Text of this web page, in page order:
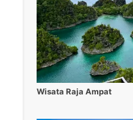
Wisata Raja Ampat